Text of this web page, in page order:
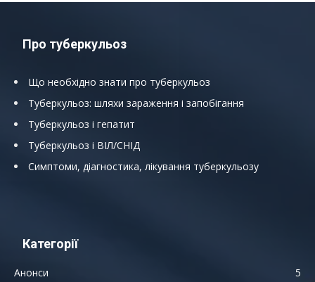
Про туберкульоз
Що необхідно знати про туберкульоз
Туберкульоз: шляхи зараження і запобігання
Туберкульоз і гепатит
Туберкульоз і ВІЛ/СНІД
Симптоми, діагностика, лікування туберкульозу
Категорії
Анонси
5